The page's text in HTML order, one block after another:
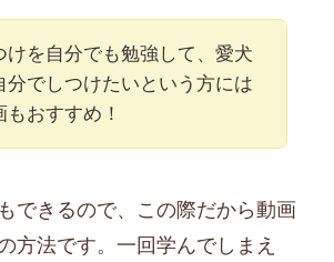
けを自分でも勉強して、愛犬
分でしつけたいという方には
もおすすめ！
できるので、この際だから動画
方法です。一回学んでしまえ